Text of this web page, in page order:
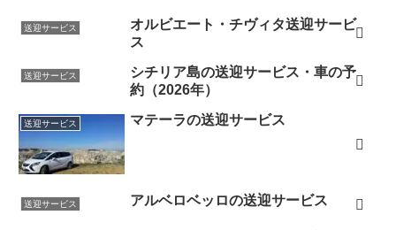
送迎サービス
オルビエート・チヴィタ送迎サービ
ス
送迎サービス
シチリア島の送迎サービス・車の予
約（2026年）
送迎サービス マテーラの送迎サービス
送迎サービス アルベロベッロの送迎サービス